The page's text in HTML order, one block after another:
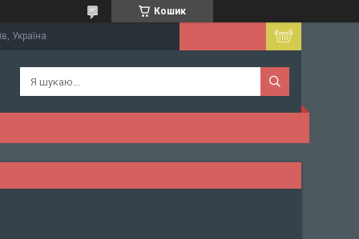
Кошик
Україна